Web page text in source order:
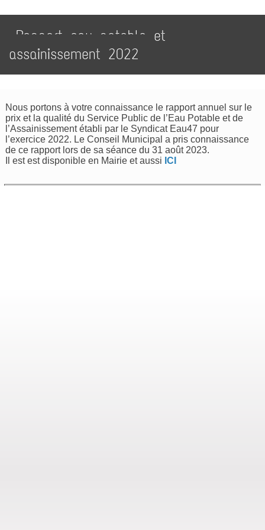
Rapport eau potable et
assainissement 2022
Nous portons à votre connaissance le rapport annuel sur le
prix et la qualité du Service Public de l’Eau Potable et de
l’Assainissement établi par le Syndicat Eau47 pour
l’exercice 2022. Le Conseil Municipal a pris connaissance
de ce rapport lors de sa séance du 31 août 2023.
Il est est disponible en Mairie et aussi ICI